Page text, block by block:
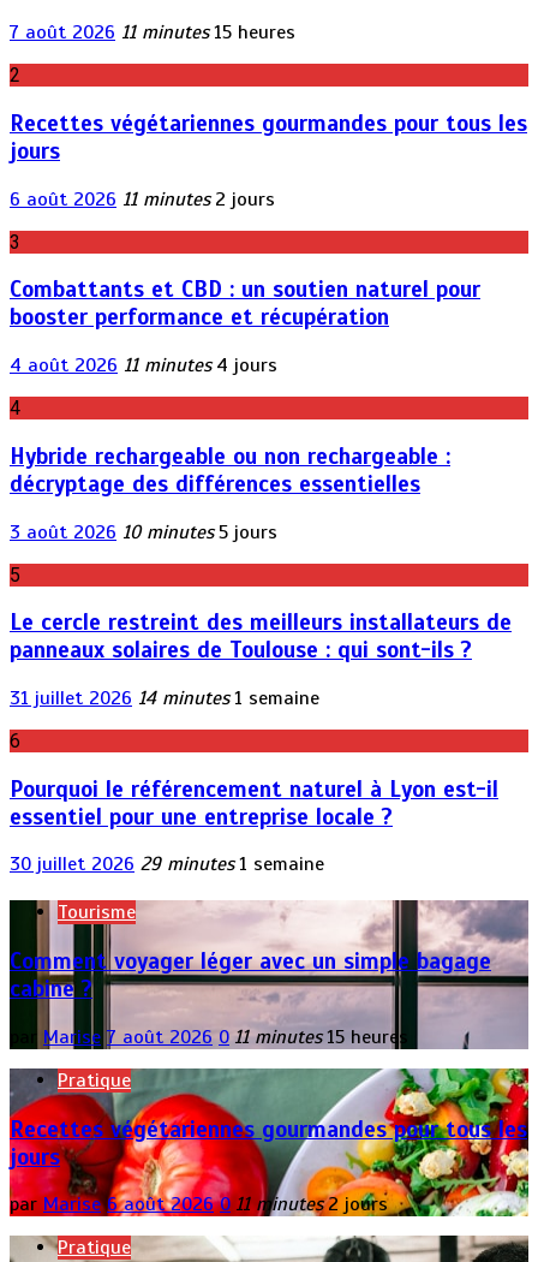
7 août 2026 11 minutes 15 heures
2
Recettes végétariennes gourmandes pour tous les
jours
6 août 2026 11 minutes 2 jours
3
Combattants et CBD : un soutien naturel pour
booster performance et récupération
4 août 2026 11 minutes 4 jours
4
Hybride rechargeable ou non rechargeable :
décryptage des différences essentielles
3 août 2026 10 minutes 5 jours
5
Le cercle restreint des meilleurs installateurs de
panneaux solaires de Toulouse : qui sont-ils ?
31 juillet 2026 14 minutes 1 semaine
6
Pourquoi le référencement naturel à Lyon est-il
essentiel pour une entreprise locale ?
30 juillet 2026 29 minutes 1 semaine
Tourisme
Comment voyager léger avec un simple bagage
cabine ?
par Marise 7 août 2026 0 11 minutes 15 heures
Pratique
Recettes végétariennes gourmandes pour tous les
jours
par Marise 6 août 2026 0 11 minutes 2 jours
Pratique